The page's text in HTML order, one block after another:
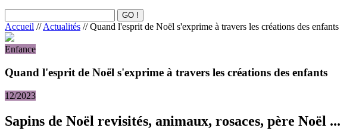
Accueil //Actualités // Quand l'esprit de Noël s'exprime à travers les créations des enfants
Enfance
Quand l'esprit de Noël s'exprime à travers les créations des enfants
12/2023
Sapins de Noël revisités, animaux, rosaces, père Noël ...